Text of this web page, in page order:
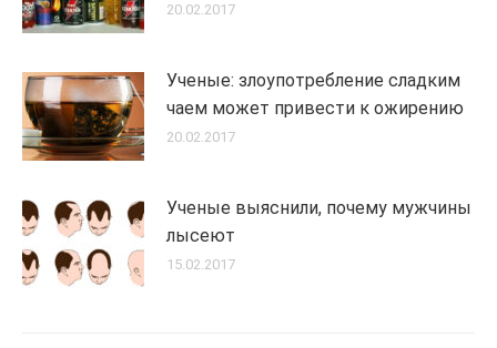
20.02.2017
Ученые: злоупотребление сладким
чаем может привести к ожирению
20.02.2017
Ученые выяснили, почему мужчины
лысеют
15.02.2017